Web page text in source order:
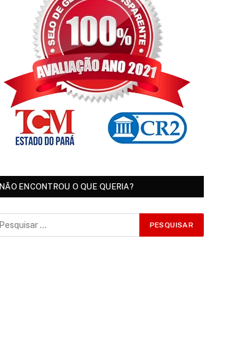
NÃO ENCONTROU O QUE QUERIA?